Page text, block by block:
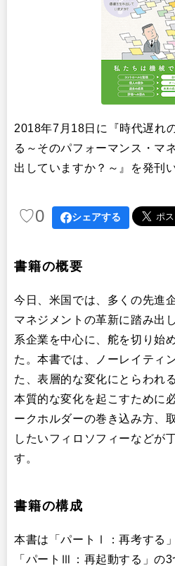
2018年7月18日に『時代遅れ
る～そのパフォーマンス・マ
出していますか？～』を発刊
♡0 シェアする
書籍の概要
今日、米国では、多くの先進
マネジメントの革新に踏み出
系企業を中心に、舵を切り始
た。本書では、ノーレイティ
た、表層的な変化にとらわれ
本質的な変化を起こすために
ークホルダーの巻き込み方、
したいフィロソフィーなどが
す。
書籍の構成
本書は「パートⅠ：再考する
「パートⅢ：再起動する」の